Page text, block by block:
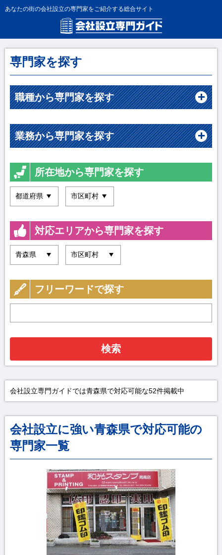
あなたの街の会社設立の専門家をご紹介する総合サイト
専門家を探す
職種から専門家を探す
業務から専門家を探す
所在地から専門家を探す
対応エリアから専門家を探す
フリーワードで探す
検索
会社設立専門ガイドでは青森県で対応可能な52件掲載中
会社設立に強い青森県で対応可能の
専門家一覧